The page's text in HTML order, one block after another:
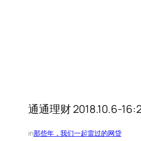
通通理财 2018.10.6-
in那些年，我们一起雷过的网贷